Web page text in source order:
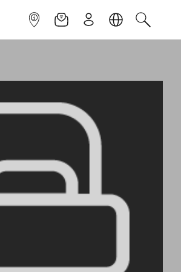
INFOPOINTNEWSLETTER
SIGN UPLANGUAGE
SEARCH